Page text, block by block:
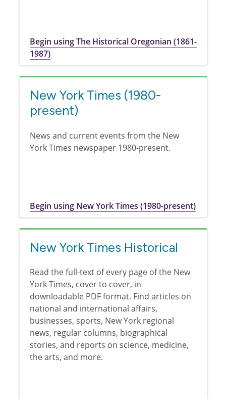
Begin using The Historical Oregonian (1861-
1987)
New York Times (1980-
present)
News and current events from the New
York Times newspaper 1980-present.
Begin using New York Times (1980-present)
New York Times Historical
Read the full-text of every page of the New
York Times, cover to cover, in
downloadable PDF format. Find articles on
national and international affairs,
businesses, sports, New York regional
news, regular columns, biographical
stories, and reports on science, medicine,
the arts, and more.